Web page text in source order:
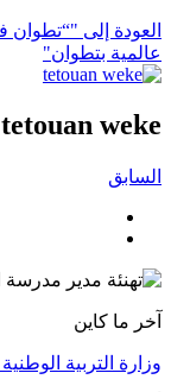
عالمية بتطوان"
tetouan weke
السابق
آخر ما كاين
وزارة التربية